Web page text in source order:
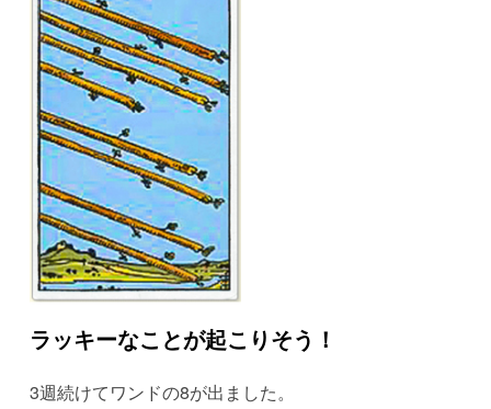
ラッキーなことが起こりそう！
3週続けてワンドの8が出ました。